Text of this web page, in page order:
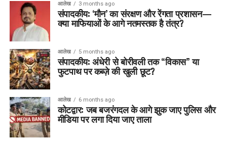
आलेख 3 months ago
संपादकीय: ‘मौन’ का संरक्षण और रेंगता प्रशासन—
क्या माफियाओं के आगे नतमस्तक है तंत्र?
आलेख 5 months ago
संपादकीय: अंधेरी से बोरीवली तक “विकास” या
फुटपाथ पर कब्ज़े की खुली छूट?
आलेख 6 months ago
कोटद्वार: जब बजरंगदल के आगे झुक जाए पुलिस और
मीडिया पर लगा दिया जाए ताला